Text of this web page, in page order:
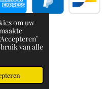
om uw
van alle